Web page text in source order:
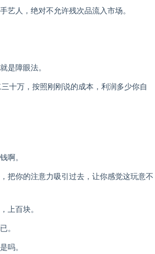
艺人，绝对不允许残次品流入市场。
是障眼法。
十万，按照刚刚说的成本，利润多少你自
啊。
把你的注意力吸引过去，让你感觉这玩意不
上百块。
。
吗。